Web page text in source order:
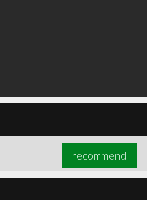
recommend